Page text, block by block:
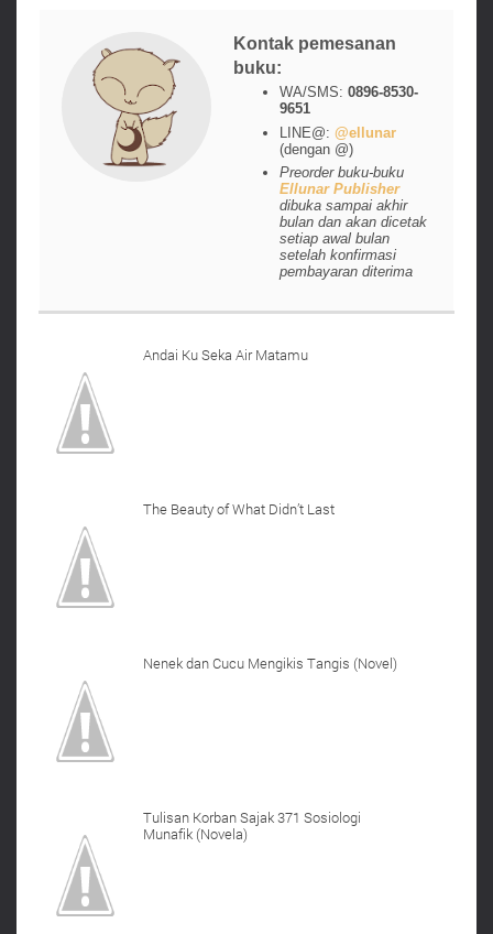
Kontak pemesanan
buku:
WA/SMS:0896-8530-
9651
LINE@:@ellunar
(dengan @)
Preorder buku-buku
Ellunar Publisher
dibuka sampai akhir
bulan dan akan dicetak
setiap awal bulan
setelah konfirmasi
pembayaran diterima
Andai Ku Seka Air Matamu
The Beauty of What Didn’t Last
Nenek dan Cucu Mengikis Tangis (Novel)
Tulisan Korban Sajak 371 Sosiologi
Munafik (Novela)